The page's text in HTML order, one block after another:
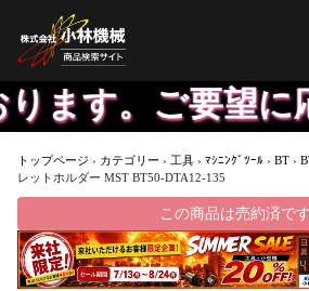
。ご要望に応
トップページ › カテゴリー › 工具 › ﾏｼﾆﾝｸﾞﾂｰﾙ › BT ›
レットホルダー MST BT50-DTA12-135
この商品は売約済です